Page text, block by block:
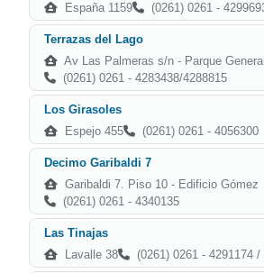
España 1159
(0261) 0261 -
Terrazas del Lago
Av Las Palmeras s/n - Parque
(0261) 0261 - 4283438/4288815
Los Girasoles
Espejo 455
(0261) 0261 - 4056300
Decimo Garibaldi 7
Garibaldi 7. Piso 10 - Edificio Gómez
(0261) 0261 - 4340135
Las Tinajas
Lavalle 38
(0261) 0261 - 4291174 /